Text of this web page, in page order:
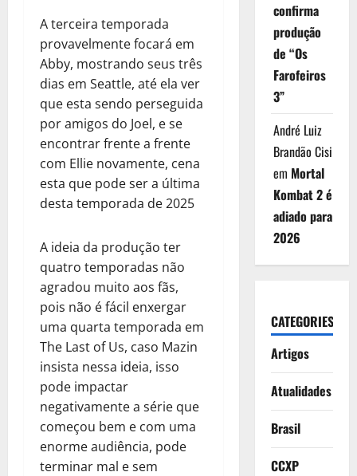
A terceira temporada
provavelmente focará em
Abby, mostrando seus três
dias em Seattle, até ela ver
que esta sendo perseguida
por amigos do Joel, e se
encontrar frente a frente
com Ellie novamente, cena
esta que pode ser a última
desta temporada de 2025
A ideia da produção ter
quatro temporadas não
agradou muito aos fãs,
pois não é fácil enxergar
uma quarta temporada em
The Last of Us, caso Mazin
insista nessa ideia, isso
pode impactar
negativamente a série que
começou bem e com uma
enorme audiência, pode
terminar mal e sem
confirma
produção
de “Os
Farofeiros
3”
André Luiz
Brandão Cisi
em Mortal
Kombat 2 é
adiado para
2026
CATEGORIES
Artigos
Atualidades
Brasil
CCXP